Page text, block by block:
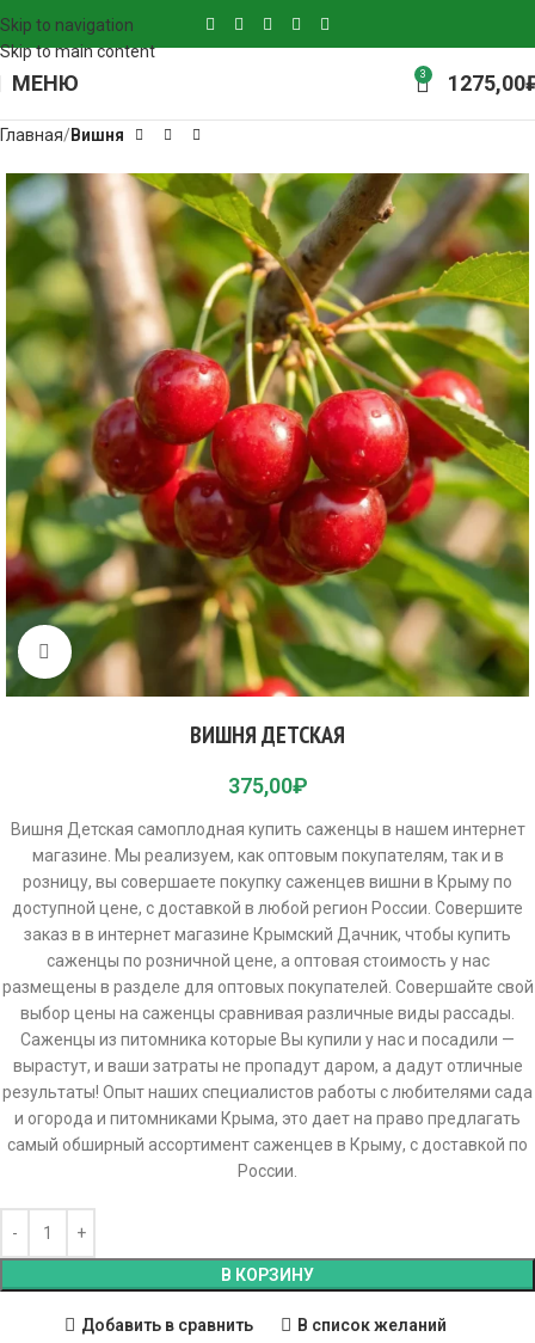
Skip to navigation
Skip to main content
МЕНЮ 3 1275,00
Главная Вишня
Click to enlarge
ВИШНЯ ДЕТСКАЯ
375,00₽
Вишня Детская самоплодная купить саженцы в нашем интернет
магазине. Мы реализуем, как оптовым покупателям, так и в
розницу, вы совершаете покупку саженцев вишни в Крыму по
доступной цене, с доставкой в любой регион России. Совершите
заказ в в интернет магазине Крымский Дачник, чтобы купить
саженцы по розничной цене, а оптовая стоимость у нас
размещены в разделе для оптовых покупателей. Совершайте свой
выбор цены на саженцы сравнивая различные виды рассады.
Саженцы из питомника которые Вы купили у нас и посадили —
вырастут, и ваши затраты не пропадут даром, а дадут отличные
результаты! Опыт наших специалистов работы с любителями сада
и огорода и питомниками Крыма, это дает на право предлагать
самый обширный ассортимент саженцев в Крыму, с доставкой по
России.
В КОРЗИНУ
Добавить в сравнить В список желаний